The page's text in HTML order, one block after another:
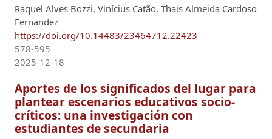
Raquel Alves Bozzi, Vinícius Catão, Thais Almeida Cardoso
Fernandez
https://doi.org/10.14483/23464712.22423
578-595
2025-12-18
Aportes de los significados del lugar para
plantear escenarios educativos socio-
críticos: una investigación con
estudiantes de secundaria